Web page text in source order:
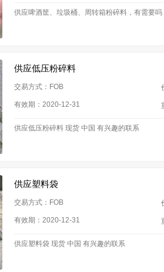
供应啤酒筐、垃圾桶、周转箱粉碎料，有需要
供应低压粉碎料
交易方式：FOB
有效期：2020-12-31
供应低压粉碎料 现货 中国 有兴趣的联系
供应塑料袋
交易方式：FOB
有效期：2020-12-31
供应塑料袋 现货 中国 有兴趣的联系